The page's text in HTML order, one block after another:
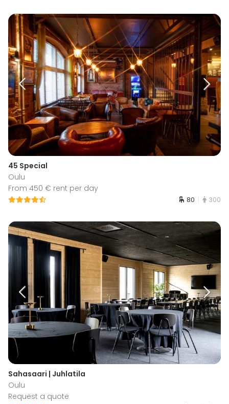
45 Special
Oulu
From 450 € rent per day
80 300
Sahasaari | Juhlatila
Oulu
Request a quote